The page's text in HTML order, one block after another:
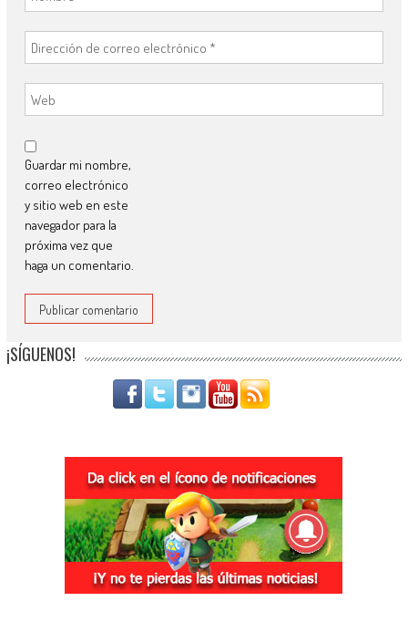
Guardar mi nombre,
correo electrónico
y sitio web en este
navegador para la
próxima vez que
haga un comentario.
¡SÍGUENOS!